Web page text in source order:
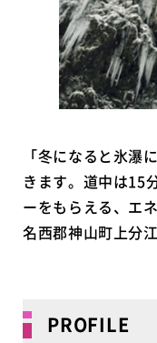
「冬になると氷瀑
きます。道中は15
ーをもらえる、エ
名西郡神山町上分
PROFILE